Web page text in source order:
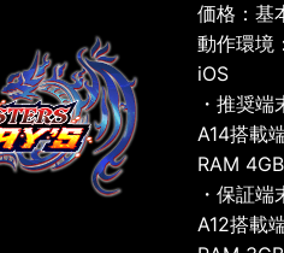
価格：基
動作環境
iOS
・推奨端
A14搭載
RAM
・保証端
A12搭載